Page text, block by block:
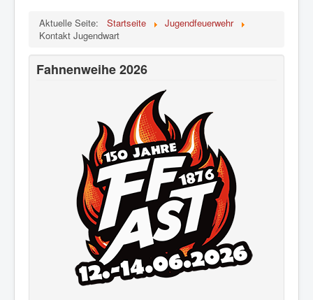
Aktuelle Seite: Startseite
Jugendfeuerwehr
Kontakt Jugendwart
Fahnenweihe 2026